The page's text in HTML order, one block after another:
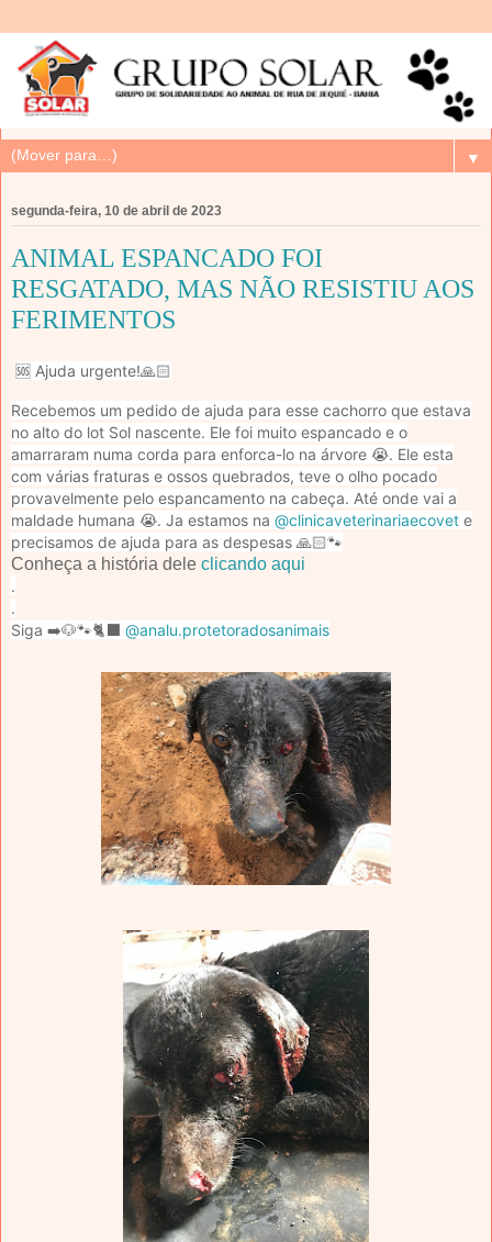
▼
segunda-feira, 10 de abril de 2023
ANIMAL ESPANCADO FOI
RESGATADO, MAS NÃO RESISTIU AOS
FERIMENTOS
🆘 Ajuda urgente!🙏🏻
Recebemos um pedido de ajuda para esse cachorro que estava
no alto do lot Sol nascente. Ele foi muito espancado e o
amarraram numa corda para enforca-lo na árvore 😭. Ele esta
com várias fraturas e ossos quebrados, teve o olho pocado
provavelmente pelo espancamento na cabeça. Até onde vai a
maldade humana 😭. Ja estamos na @clinicaveterinariaecovet e
precisamos de ajuda para as despesas 🙏🏻🐾
Conheça a história dele clicando aqui
.
.
Siga ➡️🐶🐾🐈‍⬛ @analu.protetoradosanimais